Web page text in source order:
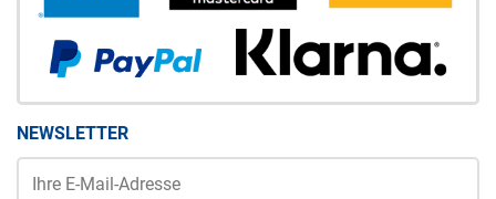
NEWSLETTER